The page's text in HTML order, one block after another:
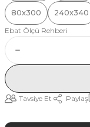
80x300 240x340
Ebat Ölçü Rehberi
Tavsiye Et Paylaş